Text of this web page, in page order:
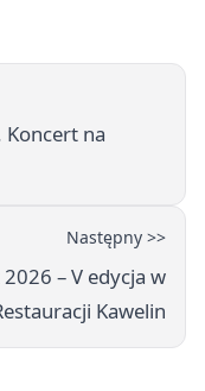
Koncert na
Następny >>
– V edycja w
Kawelin